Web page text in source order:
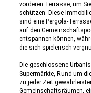
vorderen Terrasse, um
schützen. Diese
sind eine Pergola-
auf den
entspannen können,
die sich spielerisch
Die geschlossene
Supermärkte, Rund-um-
zu jeder Zeit
Gemeinschaftsräumen,